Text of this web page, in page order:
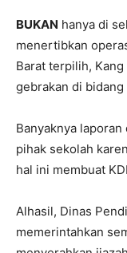
BUKAN hanya di
menertibkan
Barat terpilih,
gebrakan di
Banyaknya
pihak sekolah
hal ini membuat
Alhasil, Dinas
memerintahkan